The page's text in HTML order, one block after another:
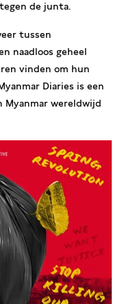
de junta.
tussen
naadloos geheel
vinden om hun
Diaries is een
wereldwijd